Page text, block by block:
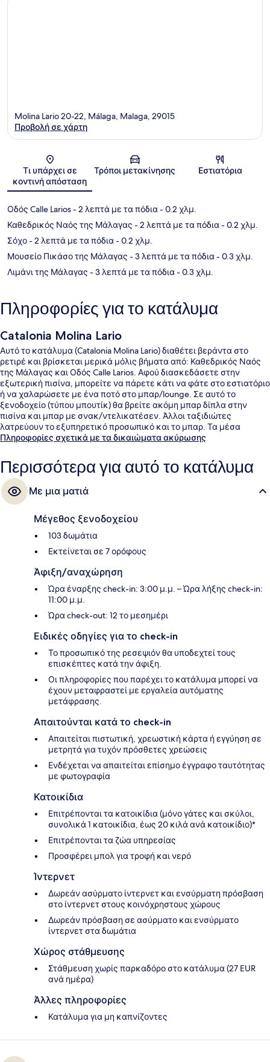
Χάρτης
Molina Lario 20-22, Málaga, Malaga, 29015
Προβολή σε χάρτη
Τι υπάρχει σε
κοντινή απόσταση
Τρόποι μετακίνησης Εστιατόρια
Οδός Calle Larios- 2 λεπτά με τα πόδια- 0.2 χλμ.
Καθεδρικός Ναός της Μάλαγας - 2 λεπτά με τα πόδια- 0.2 χλμ.
Σόχο- 2 λεπτά με τα πόδια- 0.2 χλμ.
Μουσείο Πικάσο της Μάλαγας - 3 λεπτά με τα πόδια- 0.3 χλμ.
Λιμάνι της Μάλαγας - 3 λεπτά με τα πόδια- 0.3 χλμ.
Πληροφορίες για το κατάλυμα
Catalonia Molina Lario
Αυτό το κατάλυμα (Catalonia Molina Lario) διαθέτει βεράντα στο
ρετιρέ και βρίσκεται μερικά μόλις βήματα από: Καθεδρικός Ναός
της Μάλαγας και Οδός Calle Larios. Αφού διασκεδάσετε στην
εξωτερική πισίνα, μπορείτε να πάρετε κάτι να φάτε στο εστιατόριο
ή να χαλαρώσετε με ένα ποτό στο μπαρ/lounge. Σε αυτό το
ξενοδοχείο (τύπου μπουτίκ) θα βρείτε ακόμη μπαρ δίπλα στην
πισίνα και μπαρ με σνακ/ντελικατέσεν. Άλλοι ταξιδιώτες
λατρεύουν το εξυπηρετικό προσωπικό και το μπαρ. Τα μέσα
μαζικής μεταφοράς είναι σε πολύ κοντινή απόσταση με τα πόδια:
λεπτών και το σημείο επιβίβασης Σταθμός La Malagueta βρίσκεται
σε απόσταση 11 λεπτών.
Πληροφορίες σχετικά με τα δικαιώματα ακύρωσης
Περισσότερα για αυτό το κατάλυμα
Με μια ματιά
Μέγεθος ξενοδοχείου
103 δωμάτια
Εκτείνεται σε 7 ορόφους
Άφιξη/αναχώρηση
Ώρα έναρξης check-in: 3:00 μ.μ. – Ώρα λήξης check-in:
11:00 μ.μ.
Ώρα check-out: 12 το μεσημέρι
Ειδικές οδηγίες για το check-in
Το προσωπικό της ρεσεψιόν θα υποδεχτεί τους
επισκέπτες κατά την άφιξη.
Οι πληροφορίες που παρέχει το κατάλυμα μπορεί να
έχουν μεταφραστεί με εργαλεία αυτόματης
μετάφρασης.
Απαιτούνται κατά το check-in
Απαιτείται πιστωτική, χρεωστική κάρτα ή εγγύηση σε
μετρητά για τυχόν πρόσθετες χρεώσεις
Ενδέχεται να απαιτείται επίσημο έγγραφο ταυτότητας
με φωτογραφία
Κατοικίδια
Επιτρέπονται τα κατοικίδια (μόνο γάτες και σκύλοι,
συνολικά 1 κατοικίδια, έως 20 κιλά ανά κατοικίδιο)*
Επιτρέπονται τα ζώα υπηρεσίας
Προσφέρει μπολ για τροφή και νερό
Ίντερνετ
Δωρεάν ασύρματο ίντερνετ και ενσύρματη πρόσβαση
στο ίντερνετ στους κοινόχρηστους χώρους
Δωρεάν πρόσβαση σε ασύρματο και ενσύρματο
ίντερνετ στα δωμάτια
Χώρος στάθμευσης
Στάθμευση χωρίς παρκαδόρο στο κατάλυμα (27 EUR
ανά ημέρα)
Άλλες πληροφορίες
Κατάλυμα για μη καπνίζοντες